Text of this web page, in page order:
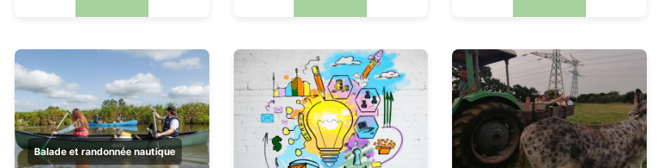
Balade et randonnée nautique